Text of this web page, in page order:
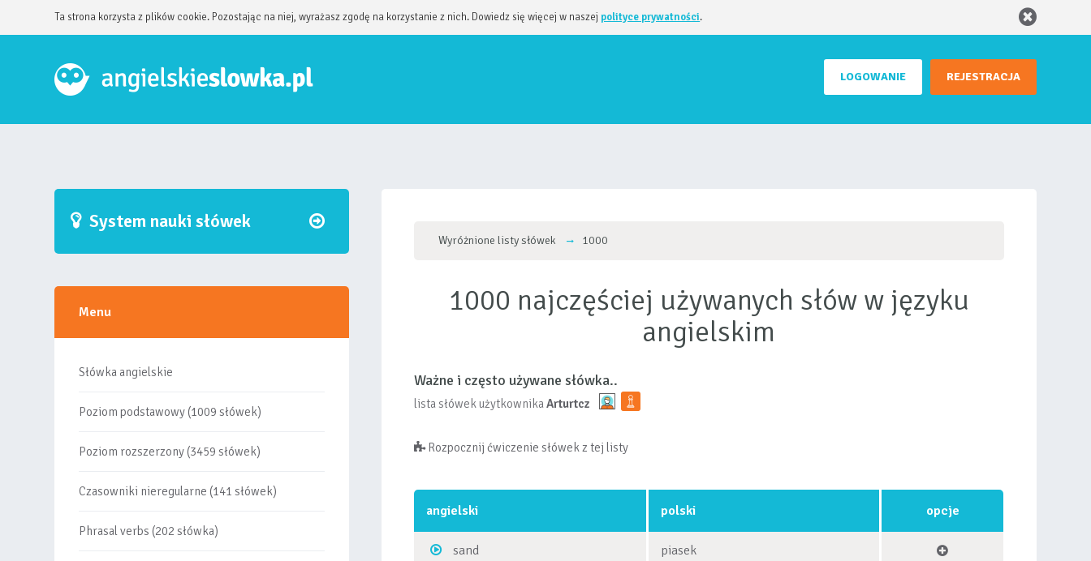
Ta strona korzysta z plików cookie. Pozostając na niej, wyrażasz zgodę na korzystanie z nich. Dowiedz się więcej w naszej polityce prywatności.
REJESTRACJA
LOGOWANIE
System nauki słówek
Menu
Słówka angielskie
Poziom podstawowy (1009 słówek)
Poziom rozszerzony (3459 słówek)
Czasowniki nieregularne (141 słówek)
Phrasal verbs (202 słówka)
Wyróżnione listy słówek 1000
1000 najczęściej używanych słów w języku
angielskim
Ważne i często używane słówka..
lista słówek użytkownikaArturtcz
Rozpocznij ćwiczenie słówek z tej listy
angielski polski opcje
sand piasek